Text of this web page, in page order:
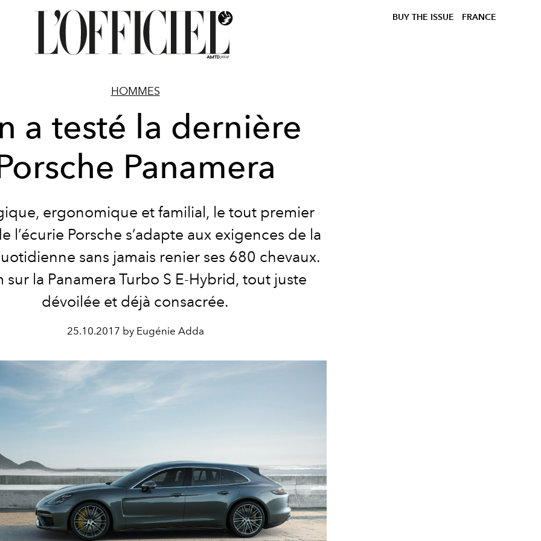
BUY THE ISSUE FRANCE
HOMMES
a testé la dernière
Panamera
ergonomique et familial, le tout premier
l’écurie Porsche s’adapte aux exigences de la
sans jamais renier ses 680 chevaux.
sur la Panamera Turbo S E-Hybrid, tout juste
dévoilée et déjà consacrée.
25.10.2017 by Eugénie Adda